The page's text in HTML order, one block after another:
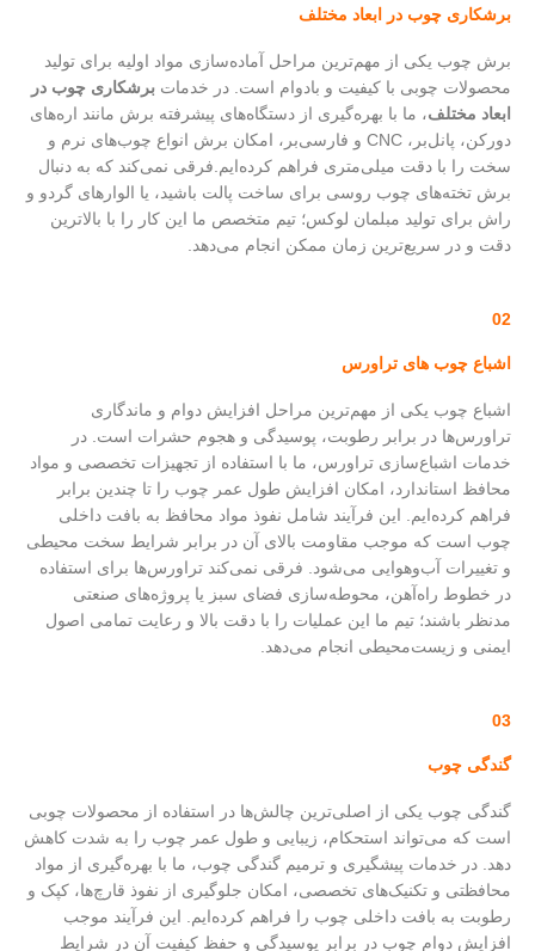
برشکاری چوب در ابعاد مختلف
برش چوب یکی از مهم‌ترین مراحل آماده‌سازی مواد اولیه برای تولید
محصولات چوبی با کیفیت و بادوام است. در خدمات برشکاری چوب در
ابعاد مختلف، ما با بهره‌گیری از دستگاه‌های پیشرفته برش مانند اره‌های
دورکن، پانل‌بر، CNC و فارسی‌بر، امکان برش انواع چوب‌های نرم و
سخت را با دقت میلی‌متری فراهم کرده‌ایم.فرقی نمی‌کند که به دنبال
برش تخته‌های چوب روسی برای ساخت پالت باشید، یا الوارهای گردو و
راش برای تولید مبلمان لوکس؛ تیم متخصص ما این کار را با بالاترین
دقت و در سریع‌ترین زمان ممکن انجام می‌دهد.
02
اشباع چوب های تراورس
اشباع چوب یکی از مهم‌ترین مراحل افزایش دوام و ماندگاری
تراورس‌ها در برابر رطوبت، پوسیدگی و هجوم حشرات است. در
خدمات اشباع‌سازی تراورس، ما با استفاده از تجهیزات تخصصی و مواد
محافظ استاندارد، امکان افزایش طول عمر چوب را تا چندین برابر
فراهم کرده‌ایم. این فرآیند شامل نفوذ مواد محافظ به بافت داخلی
چوب است که موجب مقاومت بالای آن در برابر شرایط سخت محیطی
و تغییرات آب‌وهوایی می‌شود. فرقی نمی‌کند تراورس‌ها برای استفاده
در خطوط راه‌آهن، محوطه‌سازی فضای سبز یا پروژه‌های صنعتی
مدنظر باشند؛ تیم ما این عملیات را با دقت بالا و رعایت تمامی اصول
ایمنی و زیست‌محیطی انجام می‌دهد.
03
گندگی چوب
گندگی چوب یکی از اصلی‌ترین چالش‌ها در استفاده از محصولات چوبی
است که می‌تواند استحکام، زیبایی و طول عمر چوب را به شدت کاهش
دهد. در خدمات پیشگیری و ترمیم گندگی چوب، ما با بهره‌گیری از مواد
محافظتی و تکنیک‌های تخصصی، امکان جلوگیری از نفوذ قارچ‌ها، کپک و
رطوبت به بافت داخلی چوب را فراهم کرده‌ایم. این فرآیند موجب
افزایش دوام چوب در برابر پوسیدگی و حفظ کیفیت آن در شرایط